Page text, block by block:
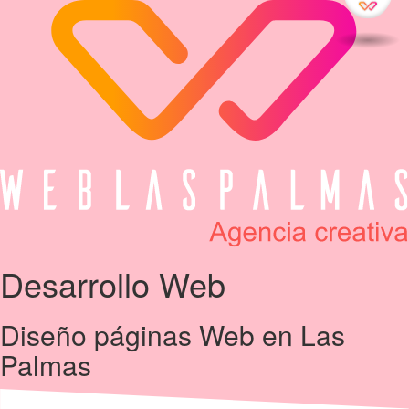
Desarrollo Web
Diseño páginas Web en Las
Palmas